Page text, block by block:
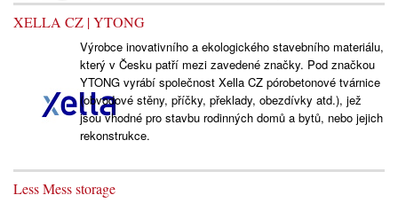
XELLA CZ | YTONG
Výrobce inovativního a ekologického stavebního materiálu,
který v Česku patří mezi zavedené značky. Pod značkou
YTONG vyrábí společnost Xella CZ pórobetonové tvárnice
(obvodové stěny, příčky, překlady, obezdívky atd.), jež
jsou vhodné pro stavbu rodinných domů a bytů, nebo jejich
rekonstrukce.
Less Mess storage